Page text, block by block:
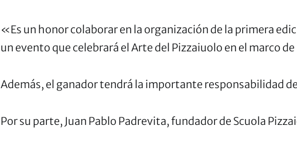
«Es un honor colaborar en la organización de la primera
un evento que celebrará el Arte del Pizzaiuolo en el marco
Además, el ganador tendrá la importante responsabilidad
Por su parte, Juan Pablo Padrevita, fundador de Scuola